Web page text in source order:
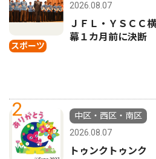
スポーツ
2026.08.07
ＪＦＬ・ＹＳＣＣ
幕１カ月前に決断
2
中区・西区・南区
2026.08.07
トゥンクトゥンク